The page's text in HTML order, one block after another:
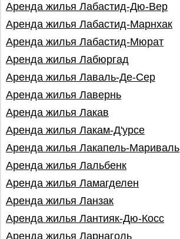
Аренда жилья Лабастид-Дю-Вер
Аренда жилья Лабастид-Марнхак
Аренда жилья Лабастид-Мюрат
Аренда жилья Лабюргад
Аренда жилья Лаваль-Де-Сер
Аренда жилья Лавернь
Аренда жилья Лакав
Аренда жилья Лакам-Д'урсе
Аренда жилья Лакапель-Мариваль
Аренда жилья Лальбенк
Аренда жилья Ламагделен
Аренда жилья Ланзак
Аренда жилья Лантияк-Дю-Косс
Аренда жилья Ларнаголь